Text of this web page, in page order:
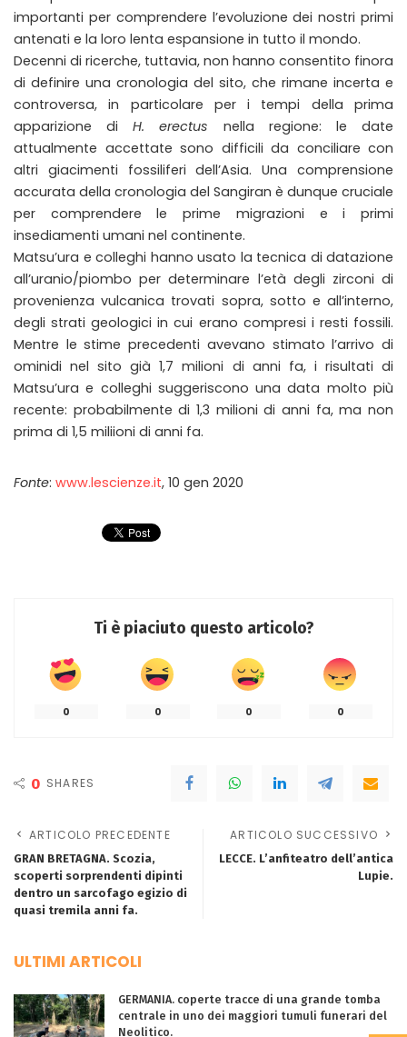
importanti per comprendere l’evoluzione dei nostri primi
antenati e la loro lenta espansione in tutto il mondo.
Decenni di ricerche, tuttavia, non hanno consentito finora
di definire una cronologia del sito, che rimane incerta e
controversa, in particolare per i tempi della prima
apparizione diH. erectus nella regione: le date
attualmente accettate sono difficili da conciliare con
altri giacimenti fossiliferi dell’Asia. Una comprensione
accurata della cronologia del Sangiran è dunque cruciale
per comprendere le prime migrazioni e i primi
insediamenti umani nel continente.
Matsu’ura e colleghi hanno usato la tecnica di datazione
all’uranio/piombo per determinare l’età degli zirconi di
provenienza vulcanica trovati sopra, sotto e all’interno,
degli strati geologici in cui erano compresi i resti fossili.
Mentre le stime precedenti avevano stimato l’arrivo di
ominidi nel sito già 1,7 milioni di anni fa, i risultati di
Matsu’ura e colleghi suggeriscono una data molto più
recente: probabilmente di 1,3 milioni di anni fa, ma non
prima di 1,5 miliioni di anni fa.
Fonte: www.lescienze.it, 10 gen 2020
Ti è piaciuto questo articolo?
0 0 0 0
0 SHARES
ARTICOLO PRECEDENTE
GRAN BRETAGNA. Scozia,
scoperti sorprendenti dipinti
dentro un sarcofago egizio di
quasi tremila anni fa.
ARTICOLO SUCCESSIVO
LECCE. L’anfiteatro dell’antica
Lupie.
ULTIMI ARTICOLI
GERMANIA. coperte tracce di una grande tomba
centrale in uno dei maggiori tumuli funerari del
Neolitico.